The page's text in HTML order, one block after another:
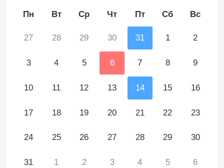
Пн Вт Ср Чт Пт Сб Вс
27 28 29 30 31 1 2
3 4 5 6 7 8 9
10 11 12 13 14 15 16
17 18 19 20 21 22 23
24 25 26 27 28 29 30
31 1 2 3 4 5 6